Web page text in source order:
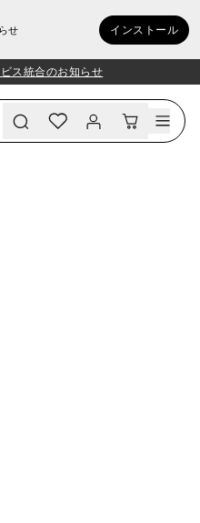
せ インストール
ス統合のお知らせ